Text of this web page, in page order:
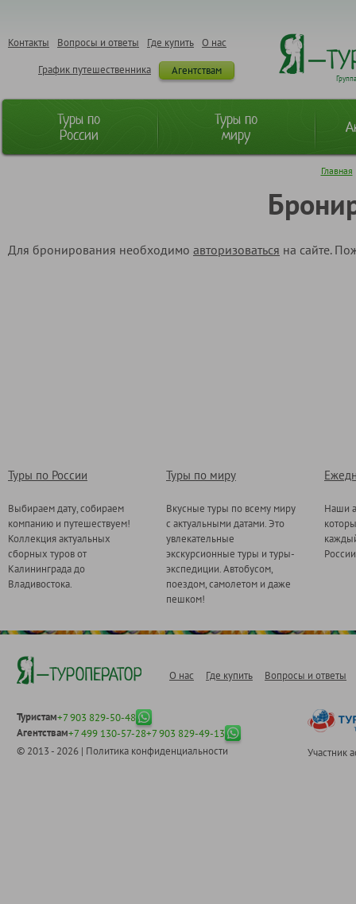
О нас
Где купить
Вопросы и ответы
Контакты
Агентствам
График путешественника
Туры по
России
Туры по
миру
Главная
Для бронирования необходимо авторизоваться на сайте.
Туры по России
Выбираем дату, собираем
компанию и путешествуем!
Коллекция актуальных
сборных туров от
Калининграда до
Владивостока.
Туры по миру
Вкусные туры по всему миру
с актуальными датами. Это
увлекательные
экскурсионные туры и туры-
экспедиции. Автобусом,
поездом, самолетом и даже
пешком!
Наши
О нас Где купить Вопросы и ответы
Туристам+7 903 829-50-48
Агентствам+7 499 130-57-28+7 903 829-49-13
© 2013 - 2026 | Политика конфиденциальности Участник